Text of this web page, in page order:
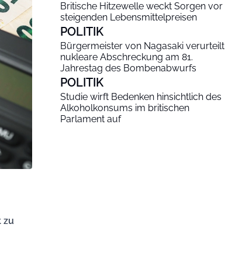
zu
Britische Hitzewelle weckt Sorgen vor
steigenden Lebensmittelpreisen
POLITIK
Bürgermeister von Nagasaki verurteilt
nukleare Abschreckung am 81.
Jahrestag des Bombenabwurfs
POLITIK
Studie wirft Bedenken hinsichtlich des
Alkoholkonsums im britischen
Parlament auf